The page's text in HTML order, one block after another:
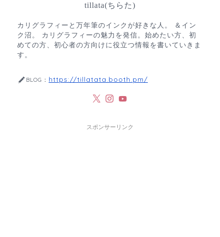
tillata(ちらた)
カリグラフィーと万年筆のインクが好きな人。 ＆イン
ク沼。 カリグラフィーの魅力を発信。始めたい方、初
めての方、初心者の方向けに役立つ情報を書いていきま
す。
BLOG： https://tillatata.booth.pm/
スポンサーリンク